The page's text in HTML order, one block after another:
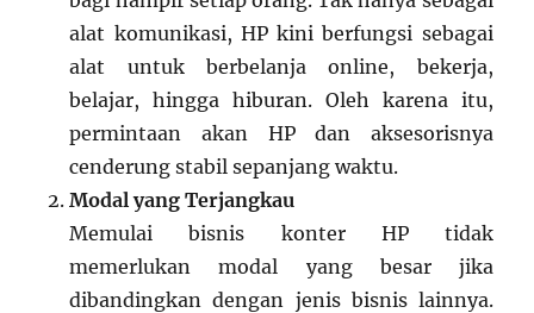
alat komunikasi, HP kini berfungsi sebagai
alat untuk berbelanja online, bekerja,
belajar, hingga hiburan. Oleh karena itu,
permintaan akan HP dan aksesorisnya
cenderung stabil sepanjang waktu.
Modal yang Terjangkau
Memulai bisnis konter HP tidak
memerlukan modal yang besar jika
dibandingkan dengan jenis bisnis lainnya.